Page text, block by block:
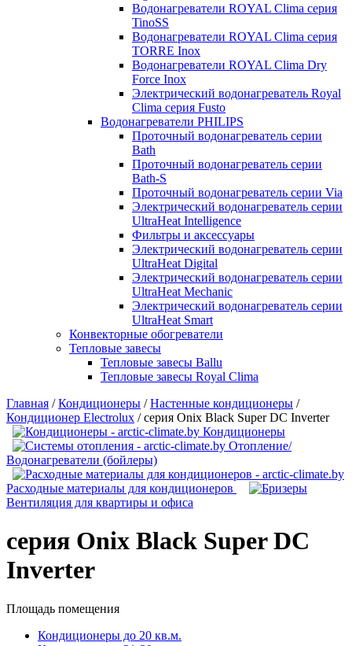
Водонагреватели ROYAL Clima серия
TinoSS
Водонагреватели ROYAL Clima серия
TORRE Inox
Водонагреватели ROYAL Clima Dry
Force Inox
Электрический водонагреватель Royal
Clima серия Fusto
Водонагреватели PHILIPS
Проточный водонагреватель серии
Bath
Проточный водонагреватель серии
Bath-S
Проточный водонагреватель серии Via
Электрический водонагреватель серии
UltraHeat Intelligence
Фильтры и аксессуары
Электрический водонагреватель серии
UltraHeat Digital
Электрический водонагреватель серии
UltraHeat Mechanic
Электрический водонагреватель серии
UltraHeat Smart
Конвекторные обогреватели
Тепловые завесы
Тепловые завесы Ballu
Тепловые завесы Royal Clima
Главная /Кондиционеры /Настенные кондиционеры /
Кондиционер Electrolux /серия Onix Black Super DC Inverter
Кондиционеры
Отопление/
Водонагреватели (бойлеры)
Расходные материалы для кондиционеров
Вентиляция для квартиры и офиса
серия Onix Black Super DC
Inverter
Площадь помещения
Кондиционеры до 20 кв.м.